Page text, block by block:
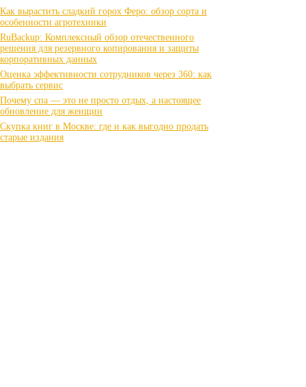
Как вырастить сладкий горох Феро: обзор сорта и
особенности агротехники
RuBackup: Комплексный обзор отечественного
решения для резервного копирования и защиты
корпоративных данных
Оценка эффективности сотрудников через 360: как
выбрать сервис
Почему спа — это не просто отдых, а настоящее
обновление для женщин
Скупка книг в Москве: где и как выгодно продать
старые издания